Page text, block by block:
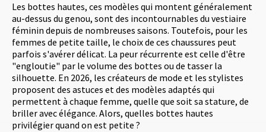
Les bottes hautes, ces modèles qui montent généralement
au-dessus du genou, sont des incontournables du vestiaire
féminin depuis de nombreuses saisons. Toutefois, pour les
femmes de petite taille, le choix de ces chaussures peut
parfois s'avérer délicat. La peur récurrente est celle d'être
"engloutie" par le volume des bottes ou de tasser la
silhouette. En 2026, les créateurs de mode et les stylistes
proposent des astuces et des modèles adaptés qui
permettent à chaque femme, quelle que soit sa stature, de
briller avec élégance. Alors, quelles bottes hautes
privilégier quand on est petite ?